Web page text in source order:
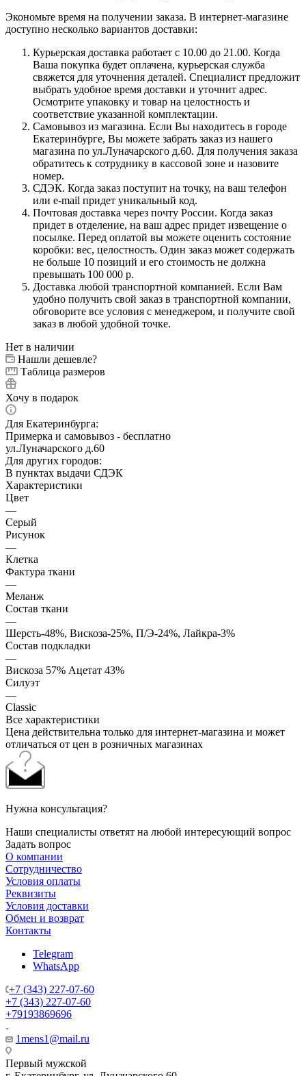
Экономьте время на получении заказа. В интернет-магазине
доступно несколько вариантов доставки:
Курьерская доставка работает с 10.00 до 21.00. Когда
Ваша покупка будет оплачена, курьерская служба
свяжется для уточнения деталей. Специалист предложит
выбрать удобное время доставки и уточнит адрес.
Осмотрите упаковку и товар на целостность и
соответствие указанной комплектации.
Самовывоз из магазина. Если Вы находитесь в городе
Екатеринбурге, Вы можете забрать заказ из нашего
магазина по ул.Луначарского д.60. Для получения заказа
обратитесь к сотруднику в кассовой зоне и назовите
номер.
СДЭК. Когда заказ поступит на точку, на ваш телефон
или e-mail придет уникальный код.
Почтовая доставка через почту России. Когда заказ
придет в отделение, на ваш адрес придет извещение о
посылке. Перед оплатой вы можете оценить состояние
коробки: вес, целостность. Один заказ может содержать
не больше 10 позиций и его стоимость не должна
превышать 100 000 р.
Доставка любой транспортной компанией. Если Вам
удобно получить свой заказ в транспортной компании,
обговорите все условия с менеджером, и получите свой
заказ в любой удобной точке.
Нет в наличии
Нашли дешевле?
Таблица размеров
Хочу в подарок
Для Екатеринбурга:
Примерка и самовывоз - бесплатно
ул.Луначарского д.60
Для других городов:
В пунктах выдачи СДЭК
Характеристики
Цвет
—
Серый
Рисунок
—
Клетка
Фактура ткани
—
Меланж
Состав ткани
—
Шерсть-48%, Вискоза-25%, П/Э-24%, Лайкра-3%
Состав подкладки
—
Вискоза 57% Ацетат 43%
Силуэт
—
Classic
Все характеристики
Цена действительна только для интернет-магазина и может
отличаться от цен в розничных магазинах
Нужна консультация?
Наши специалисты ответят на любой интересующий вопрос
Задать вопрос
О компании
Сотрудничество
Условия оплаты
Реквизиты
Условия доставки
Обмен и возврат
Контакты
Telegram
WhatsApp
+7 (343) 227-07-60
+7 (343) 227-07-60
+79193869696
1mens1@mail.ru
Первый мужской